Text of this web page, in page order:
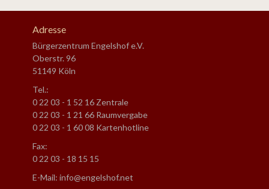
Adresse
Bürgerzentrum Engelshof e.V.
Oberstr. 96
51149 Köln
Tel.:
0 22 03 - 1 52 16 Zentrale
0 22 03 - 1 21 66 Raumvergabe
0 22 03 - 1 60 08 Kartenhotline
Fax:
0 22 03 - 18 15 15
E-Mail: info@engelshof.net